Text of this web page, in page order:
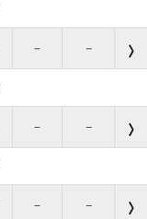
– –
– –
– –